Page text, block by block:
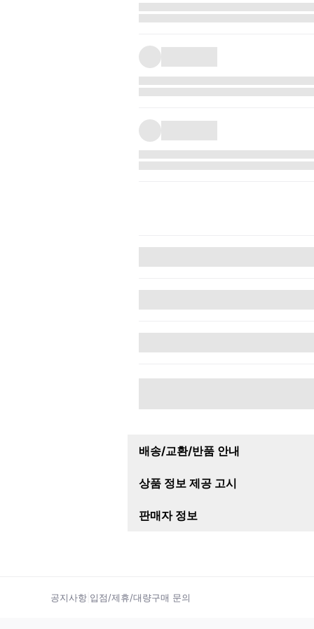
배송/교환/반품 안내
상품 정보 제공 고시
판매자 정보
공지사항 입점/제휴/대량구매 문의